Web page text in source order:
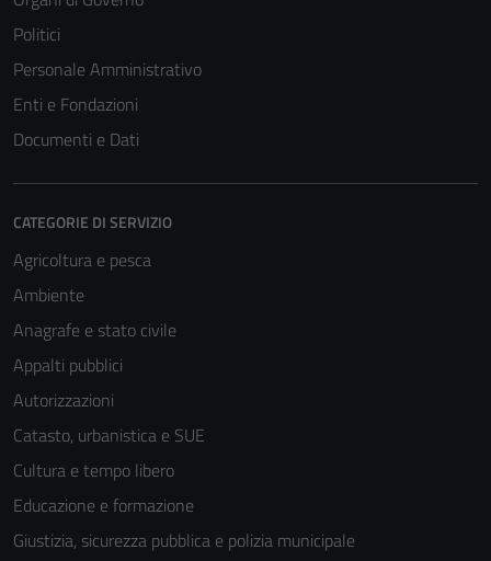
Politici
Personale Amministrativo
Enti e Fondazioni
Documenti e Dati
CATEGORIE DI SERVIZIO
Agricoltura e pesca
Ambiente
Anagrafe e stato civile
Appalti pubblici
Autorizzazioni
Catasto, urbanistica e SUE
Cultura e tempo libero
Educazione e formazione
Giustizia, sicurezza pubblica e polizia municipale